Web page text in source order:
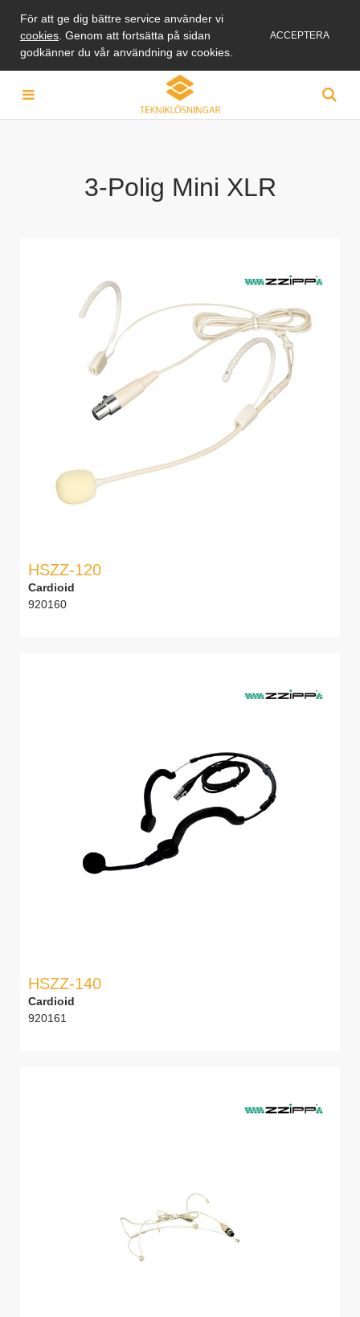
För att ge dig bättre service använder vi
cookies . Genom att fortsätta på sidan
godkänner du vår användning av cookies.
ACCEPTERA
3-Polig Mini XLR
HSZZ-120
Cardioid
920160
HSZZ-140
Cardioid
920161